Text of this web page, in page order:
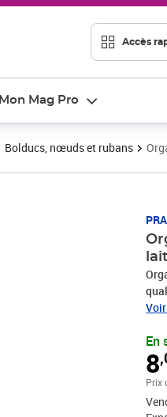
Accès
Mon Mag Pro
Bolducs, nœuds et rubans
En
8
Prix